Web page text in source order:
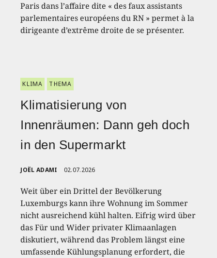
Paris dans l’affaire dite « des faux assistants
parlementaires européens du RN » permet à la
dirigeante d’extrême droite de se présenter.
KLIMA THEMA
Klimatisierung von
Innenräumen: Dann geh doch
in den Supermarkt
JOËL ADAMI 02.07.2026
Weit über ein Drittel der Bevölkerung
Luxemburgs kann ihre Wohnung im Sommer
nicht ausreichend kühl halten. Eifrig wird über
das Für und Wider privater Klimaanlagen
diskutiert, während das Problem längst eine
umfassende Kühlungsplanung erfordert, die